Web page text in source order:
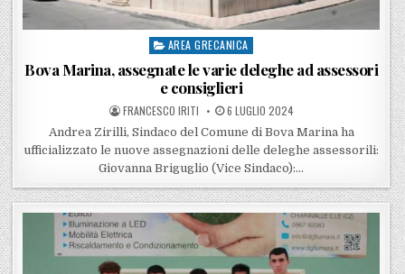
Posted in
AREA GRECANICA
Bova Marina, assegnate le varie deleghe ad assessori
e consiglieri
POSTED BY
FRANCESCO IRITI POSTED ON
6 LUGLIO 2024
Andrea Zirilli, Sindaco del Comune di Bova Marina ha
ufficializzato le nuove assegnazioni delle deleghe assessorili:
Giovanna Briguglio (Vice Sindaco):…